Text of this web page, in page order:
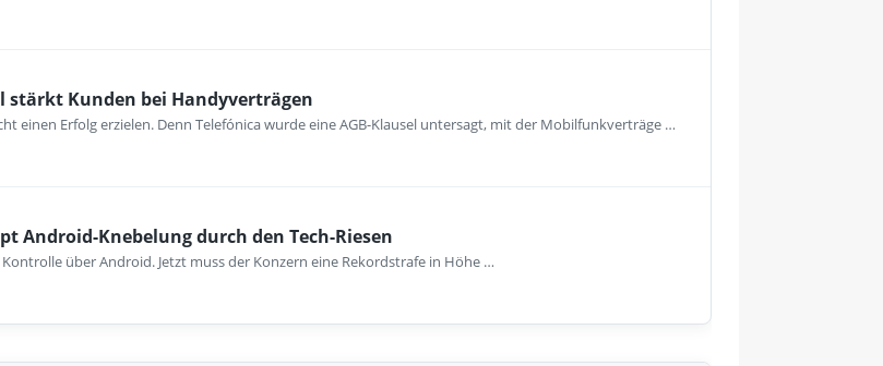
stärkt Kunden bei Handyverträgen
einen Erfolg erzielen. Denn Telefónica wurde eine AGB-Klausel untersagt, mit der Mobilfunkverträge …
Android-Knebelung durch den Tech-Riesen
über Android. Jetzt muss der Konzern eine Rekordstrafe in Höhe …